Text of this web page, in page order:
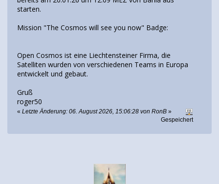
starten.
Mission "The Cosmos will see you now" Badge:
Open Cosmos ist eine Liechtensteiner Firma, die
Satelliten wurden von verschiedenen Teams in Europa
entwickelt und gebaut.
Gruß
roger50
« Letzte Änderung: 06. August 2026, 15:06:28 von RonB »
Gespeichert